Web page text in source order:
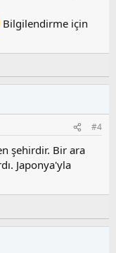
Bilgilendirme için
#4
şehirdir. Bir ara
Japonya'yla